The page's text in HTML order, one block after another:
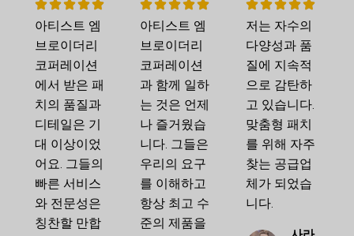
아티스트 엠
브로이더리
코퍼레이션
에서 받은 패
치의 품질과
디테일은 기
대 이상이었
어요. 그들의
빠른 서비스
와 전문성은
칭찬할 만합
아티스트 엠
브로이더리
코퍼레이션
과 함께 일하
는 것은 언제
나 즐거웠습
니다. 그들은
우리의 요구
를 이해하고
항상 최고 수
준의 제품을
저는 자수의
다양성과 품
질에 지속적
으로 감탄하
고 있습니다.
맞춤형 패치
를 위해 자주
찾는 공급업
체가 되었습
니다.